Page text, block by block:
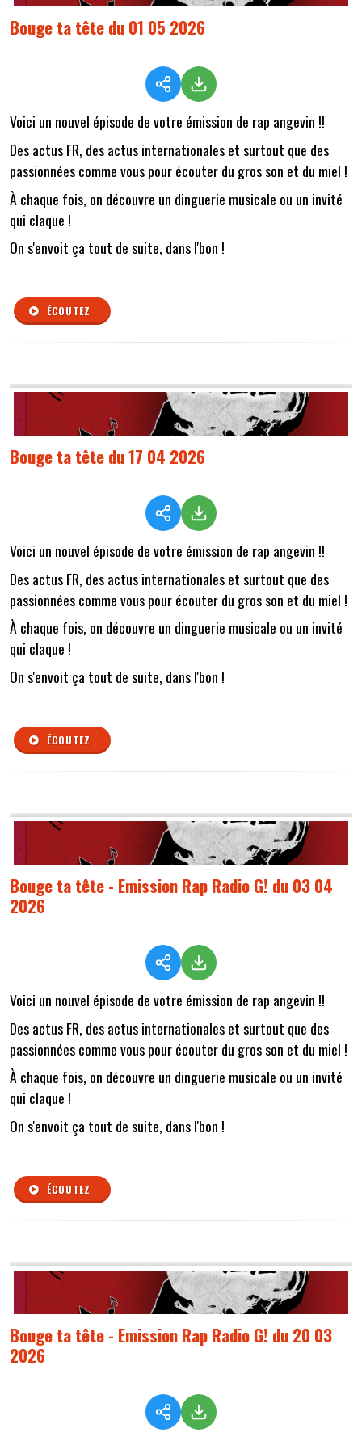
Bouge ta tête du 01 05 2026
Voici un nouvel épisode de votre émission de rap angevin !!
Des actus FR, des actus internationales et surtout que des
passionnées comme vous pour écouter du gros son et du miel !
À chaque fois, on découvre un dinguerie musicale ou un invité
qui claque !
On s'envoit ça tout de suite, dans l'bon !
ÉCOUTEZ
Bouge ta tête du 17 04 2026
Voici un nouvel épisode de votre émission de rap angevin !!
Des actus FR, des actus internationales et surtout que des
passionnées comme vous pour écouter du gros son et du miel !
À chaque fois, on découvre un dinguerie musicale ou un invité
qui claque !
On s'envoit ça tout de suite, dans l'bon !
ÉCOUTEZ
Bouge ta tête - Emission Rap Radio G! du 03 04
2026
Voici un nouvel épisode de votre émission de rap angevin !!
Des actus FR, des actus internationales et surtout que des
passionnées comme vous pour écouter du gros son et du miel !
À chaque fois, on découvre un dinguerie musicale ou un invité
qui claque !
On s'envoit ça tout de suite, dans l'bon !
ÉCOUTEZ
Bouge ta tête - Emission Rap Radio G! du 20 03
2026